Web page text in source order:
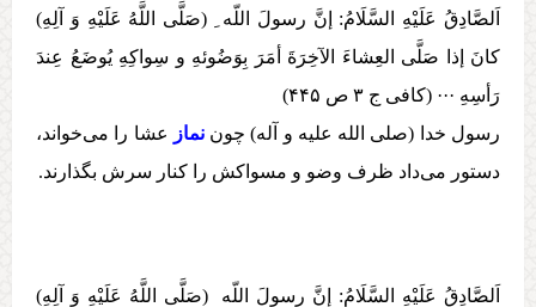
اَلصَّادِقُ عَلَيْهِ السَّلَامُ: إنَّ رسولَ اللّه ِ (صَلَّی اللَّهُ عَلَيْهِ وَ آلِهِ)
كانَ إذا صَلَّی العِشاءَ الآخِرَةَ أمَرَ بِوَضُوئهِ و سِواكِهِ يُوضَعُ عِندَ
رَأسِهِ ··· (کافی ج ۳ ص ۴۴۵)
رسول خدا (صلی الله عليه و آله) چوننماز عشا را می‌خواند،
دستور می‌داد ظرف وضو و مسواكش را كنار سرش بگذارند.
اَلصَّادِقُ عَلَيْهِ السَّلَامُ: إنَّ رسولَ اللّه (صَلَّی اللَّهُ عَلَيْهِ وَ آلِهِ)